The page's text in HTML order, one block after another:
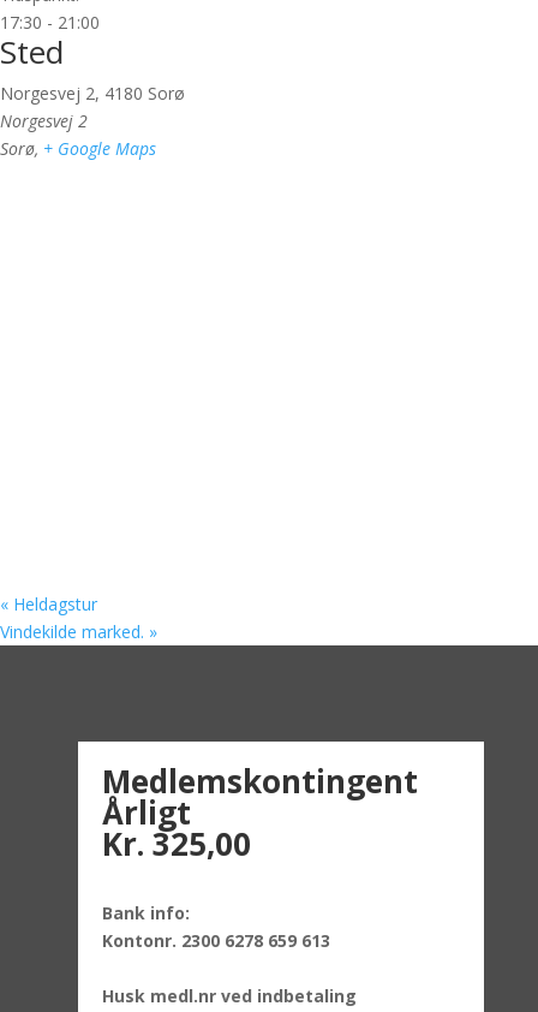
17:30 - 21:00
Sted
Norgesvej 2, 4180 Sorø
Norgesvej 2
Sorø, + Google Maps
« Heldagstur
Vindekilde marked. »
Medlemskontingent
Årligt
Kr. 325,00
Bank info:
Kontonr. 2300 6278 659 613
Husk medl.nr ved indbetaling